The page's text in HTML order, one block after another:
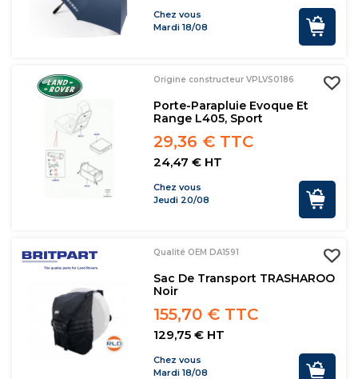
Chez vous
Mardi 18/08
Origine constructeur VPLVS0186
Porte-Parapluie Evoque Et
Range L405, Sport
29,36 € TTC
24,47 € HT
Chez vous
Jeudi 20/08
Qualité OEM DA1591
Sac De Transport TRASHAROO
Noir
155,70 € TTC
129,75 € HT
Chez vous
Mardi 18/08